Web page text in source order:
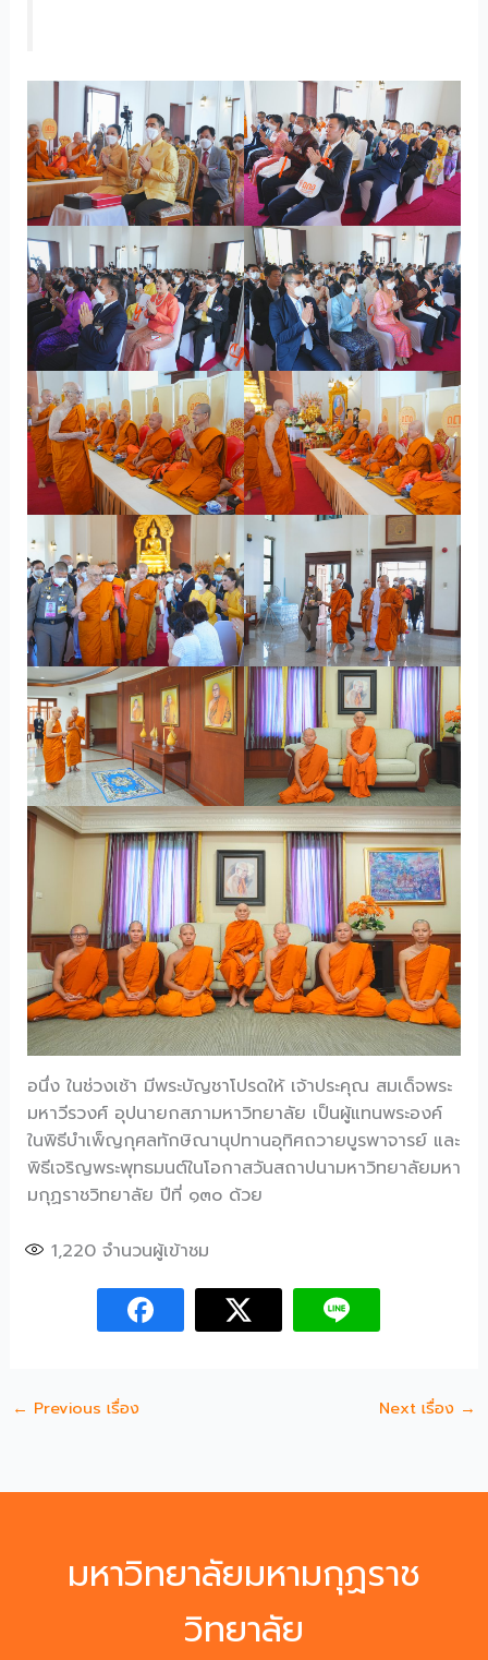
อนึ่ง ในช่วงเช้า มีพระบัญชาโปรดให้ เจ้าประคุณ สมเด็จพระ
มหาวีรวงศ์ อุปนายกสภามหาวิทยาลัย เป็นผู้แทนพระองค์
ในพิธีบำเพ็ญกุศลทักษิณานุปทานอุทิศถวายบูรพาจารย์ และ
พิธีเจริญพระพุทธมนต์ในโอกาสวันสถาปนามหาวิทยาลัยมหา
มกุฏราชวิทยาลัย ปีที่ ๑๓๐ ด้วย
1,220จำนวนผู้เข้าชม
← Previous เรื่อง Next เรื่อง →
มหาวิทยาลัยมหามกุฏราช
วิทยาลัย